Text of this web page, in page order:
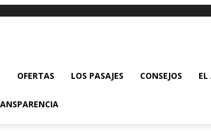
OFERTAS LOS PASAJES CONSEJOS